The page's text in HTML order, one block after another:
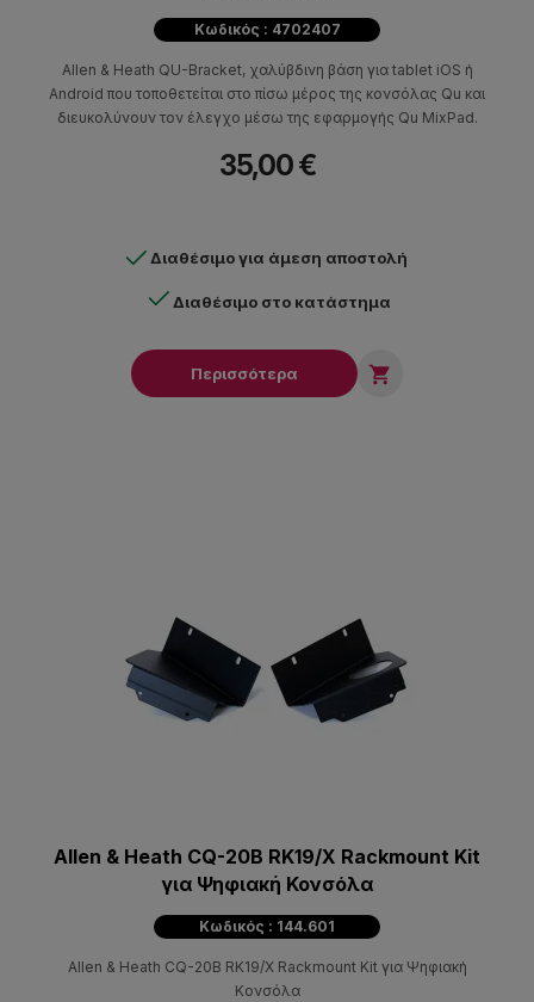
Κωδικός : 4702407
Allen & Heath QU-Bracket, χαλύβδινη βάση για tablet iOS ή
Android που τοποθετείται στο πίσω μέρος της κονσόλας Qu και
διευκολύνουν τον έλεγχο μέσω της εφαρμογής Qu MixPad.
35,00 €
Διαθέσιμο για άμεση αποστολή
Διαθέσιμο στο κατάστημα
Περισσότερα 
Allen & Heath CQ-20B RK19/X Rackmount Kit
για Ψηφιακή Κονσόλα
Κωδικός : 144.601
Allen & Heath CQ-20B RK19/X Rackmount Kit για Ψηφιακή
Κονσόλα